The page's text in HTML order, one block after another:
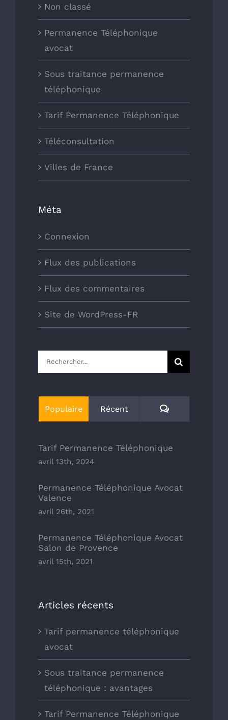
Non classé
Permanence Téléphonique
avocat
Sous traitance permanence
téléphonique
Tarif Permanence Téléphonique
Téléconsultation
Villes de France
Méta
Connexion
Flux des publications
Flux des commentaires
Site de WordPress-FR
Rechercher:
Populaire Récent Commentaires
Tarif Permanence Téléphonique
avril 13th, 2024
Permanence Téléphonique Avocat
Valence
avril 26th, 2021
Permanence Téléphonique Avocat
Salon de Provence
avril 15th, 2021
Articles récents
Tarif permanence téléphonique
avocat
Sous traitance permanence
téléphonique : avantages
Tarif Permanence Téléphonique